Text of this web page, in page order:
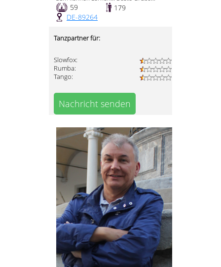
59
179
DE-89264
Tanzpartner für:
Slowfox:
Rumba:
Tango:
Nachricht senden